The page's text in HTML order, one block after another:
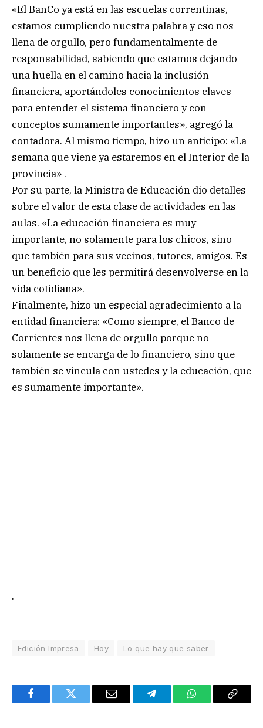
«El BanCo ya está en las escuelas correntinas,
estamos cumpliendo nuestra palabra y eso nos
llena de orgullo, pero fundamentalmente de
responsabilidad, sabiendo que estamos dejando
una huella en el camino hacia la inclusión
financiera, aportándoles conocimientos claves
para entender el sistema financiero y con
conceptos sumamente importantes», agregó la
contadora. Al mismo tiempo, hizo un anticipo: «La
semana que viene ya estaremos en el Interior de la
provincia» .
Por su parte, la Ministra de Educación dio detalles
sobre el valor de esta clase de actividades en las
aulas. «La educación financiera es muy
importante, no solamente para los chicos, sino
que también para sus vecinos, tutores, amigos. Es
un beneficio que les permitirá desenvolverse en la
vida cotidiana».
Finalmente, hizo un especial agradecimiento a la
entidad financiera: «Como siempre, el Banco de
Corrientes nos llena de orgullo porque no
solamente se encarga de lo financiero, sino que
también se vincula con ustedes y la educación, que
es sumamente importante».
.
Edición Impresa Hoy Lo que hay que saber
FacebookTwitter Email TelegramWhatsAppCopy